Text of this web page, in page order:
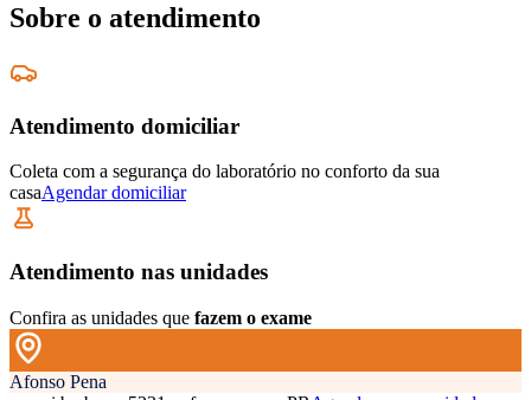
Sobre o atendimento
Atendimento domiciliar
Coleta com a segurança do laboratório no conforto da sua
casaAgendar domiciliar
Atendimento nas unidades
Confira as unidades que fazem o exame
Afonso Pena